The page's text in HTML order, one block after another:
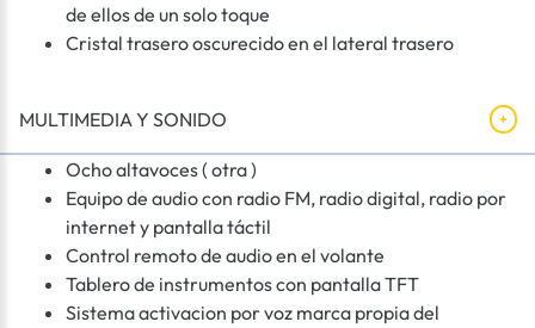
de ellos de un solo toque
Cristal trasero oscurecido en el lateral trasero
MULTIMEDIA Y SONIDO
Ocho altavoces ( otra )
Equipo de audio con radio FM, radio digital, radio por
internet y pantalla táctil
Control remoto de audio en el volante
Tablero de instrumentos con pantalla TFT
Sistema activacion por voz marca propia del